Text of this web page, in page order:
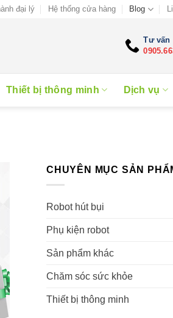
đại lý Hệ thống cửa hàng Blog
Tư vấn
Thiết bị thông minh Dịch vụ
CHUYÊN MỤC SẢN
Robot hút bụi
Phụ kiện robot
Sản phẩm khác
Chăm sóc sức khỏe
Thiết bị thông minh